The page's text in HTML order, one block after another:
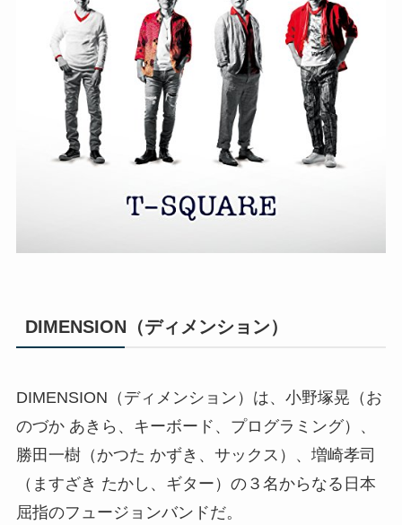
DIMENSION（ディメンション）
DIMENSION（ディメンション）は、小野塚晃（お
のづか あきら、キーボード、プログラミング）、
勝田一樹（かつた かずき、サックス）、増崎孝司
（ますざき たかし、ギター）の３名からなる日本
屈指のフュージョンバンドだ。